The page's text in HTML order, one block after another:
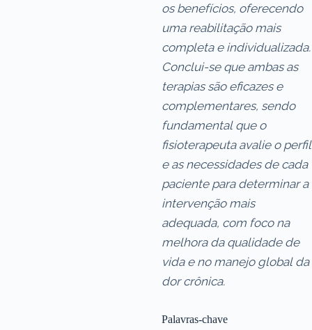
os benefícios, oferecendo
uma reabilitação mais
completa e individualizada.
Conclui-se que ambas as
terapias são eficazes e
complementares, sendo
fundamental que o
fisioterapeuta avalie o perfil
e as necessidades de cada
paciente para determinar a
intervenção mais
adequada, com foco na
melhora da qualidade de
vida e no manejo global da
dor crônica.
Palavras-chave